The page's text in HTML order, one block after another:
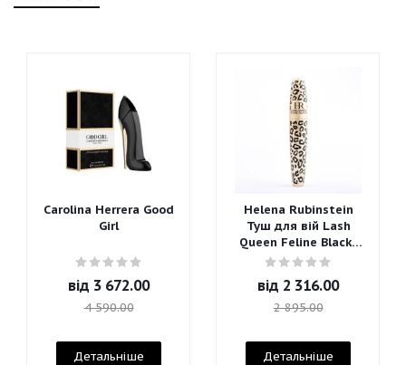
Carolina Herrera Good
Girl
від 3 672.00
4 590.00
Детальніше
Helena Rubinstein
Туш для вій Lash
Queen Feline Blacks
Mascara
від 2 316.00
2 895.00
Детальніше